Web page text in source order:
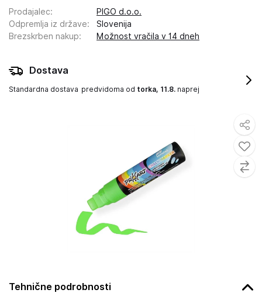
Tehnične podrobnosti
Prodajalec:
PIGO d.o.o.
Odpremlja iz države:
Slovenija
Brezskrben nakup: Možnost vračila v 14 dneh
Dostava
Standardna dostava predvidoma od torka, 11.8. naprej